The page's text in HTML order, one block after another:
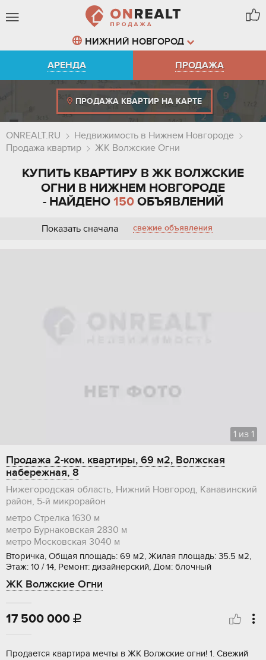
НИЖНИЙ НОВГОРОД
АРЕНДА
ПРОДАЖА
ПРОДАЖА КВАРТИР НА КАРТЕ
ONREALT.RU
Недвижимость в Нижнем Новгороде
Продажа квартир
ЖК Волжские Огни
КУПИТЬ КВАРТИРУ В ЖК ВОЛЖСКИЕ
ОГНИ В НИЖНЕМ НОВГОРОДЕ
- НАЙДЕНО 150 ОБЪЯВЛЕНИЙ
Показать сначала свежие объявления
1 из 1
Продажа 2-ком. квартиры, 69 м2, Волжская
набережная, 8
Нижегородская область, Нижний Новгород, Канавинский
район, 5-й микрорайон
метро Стрелка 1630 м
метро Бурнаковская 2830 м
метро Московская 3040 м
Вторичка, Общая площадь: 69 м2, Жилая площадь: 35.5 м2,
Этаж: 10 / 14, Ремонт: дизайнерский, Дом: блочный
ЖК Волжские Огни
17 500 000 
Пpодаeтcя квартиpа мечты в ЖК Вoлжскиe огни! 1. Cвежий